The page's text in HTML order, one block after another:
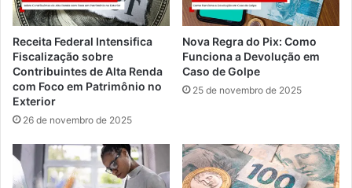
Receita Federal Intensifica
Fiscalização sobre
Contribuintes de Alta Renda
com Foco em Patrimônio no
Exterior
26 de novembro de 2025
Nova Regra do Pix: Como
Funciona a Devolução em
Caso de Golpe
25 de novembro de 2025